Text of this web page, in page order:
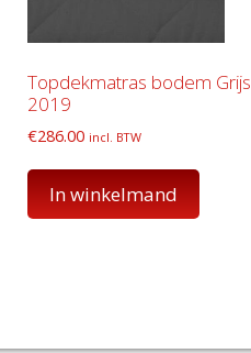
Topdekmatras bodem Grijs
2019
€286.00 incl. BTW
In winkelmand